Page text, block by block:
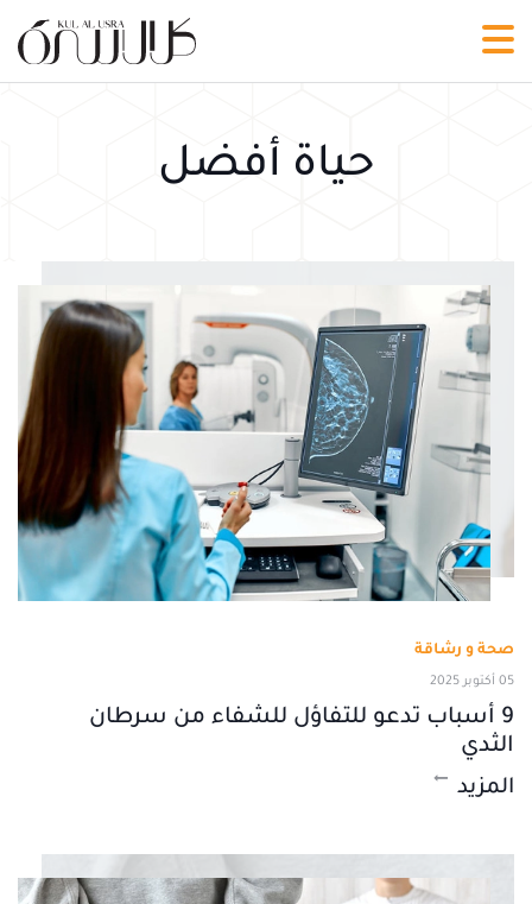
حياة أفضل
صحة و رشاقة
05 أكتوبر 2025
9 أسباب تدعو للتفاؤل للشفاء من سرطان
الثدي
المزيد